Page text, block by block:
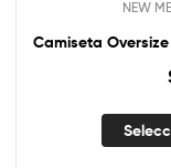
NEW
Camiseta